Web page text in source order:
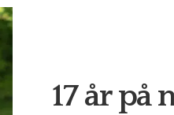
17 år på